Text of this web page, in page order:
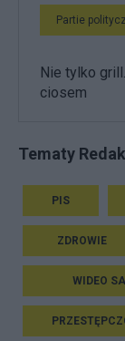
Partie
Nie tylko
ciosem
Tematy
PIS
ZDROWIE
WIDEO